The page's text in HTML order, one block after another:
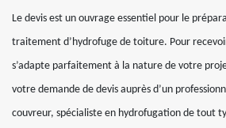
Le devis est un ouvrage essentiel pour le
traitement d’hydrofuge de toiture. Pour
s’adapte parfaitement à la nature de votre
votre demande de devis auprès d’un
couvreur, spécialiste en hydrofugation de tout